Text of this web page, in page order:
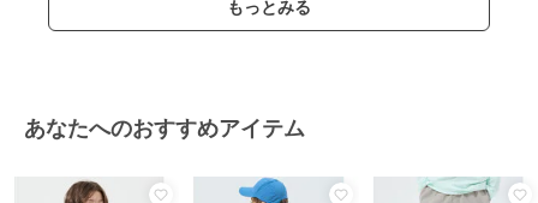
もっとみる
あなたへのおすすめアイテム